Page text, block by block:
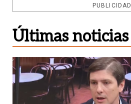
PUBLICIDAD
Últimas noticias